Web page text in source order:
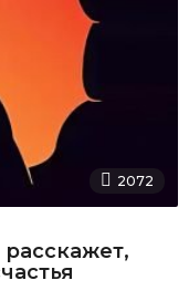
2072